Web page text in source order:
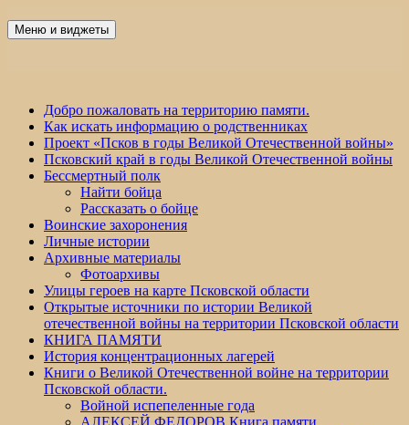
Победа 60
Меню и виджеты
Добро пожаловать на территорию памяти.
Как искать информацию о родственниках
Проект «Псков в годы Великой Отечественной войны»
Псковский край в годы Великой Отечественной войны
Бессмертный полк
Найти бойца
Рассказать о бойце
Воинские захоронения
Личные истории
Архивные материалы
Фотоархивы
Улицы героев на карте Псковской области
Открытые источники по истории Великой
отечественной войны на территории Псковской области
КНИГА ПАМЯТИ
История концентрационных лагерей
Книги о Великой Отечественной войне на территории
Псковской области.
Войной испепеленные года
АЛЕКСЕЙ ФЕДОРОВ Книга памяти